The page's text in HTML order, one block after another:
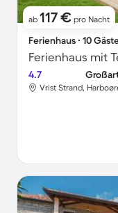
ab 117 € pro Nacht
Ferienhaus ∙ 10
Ferienhaus mit
4.7
Vrist Strand,